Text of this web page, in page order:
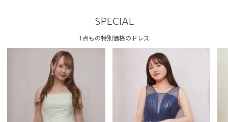
SPECIAL
1点もの特別価格のドレス